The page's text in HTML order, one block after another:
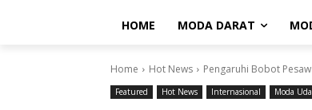
HOME MODA DARAT
Home Hot News Pengaruhi Bobot
Featured Hot News Internasional Moda